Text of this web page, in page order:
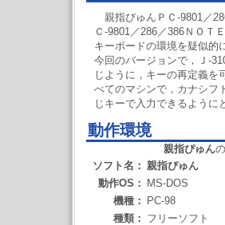
親指ぴゅんＰＣ-9801／
Ｃ-9801／286／386ＮＯＴ
キーボードの環境を疑似的
今回のバージョンで，Ｊ-
じように，キーの再定義を
べてのマシンで，カナシフ
じキーで入力できるように
動作環境
親指ぴゅん
ソフト名： 親指ぴゅん
動作OS：
MS-DOS
機種：
PC-98
種類： フリーソフト